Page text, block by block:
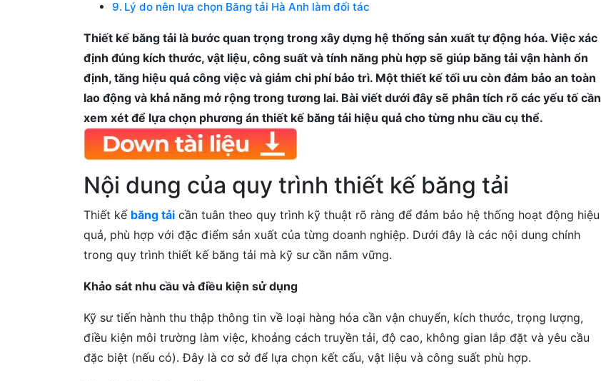
Lý do nên lựa chọn Băng tải Hà Anh làm đối tác
Thiết kế băng tải là bước quan trọng trong xây dựng hệ thống sản xuất tự động hóa. Việc xác
định đúng kích thước, vật liệu, công suất và tính năng phù hợp sẽ giúp băng tải vận hành ổn
định, tăng hiệu quả công việc và giảm chi phí bảo trì. Một thiết kế tối ưu còn đảm bảo an toàn
lao động và khả năng mở rộng trong tương lai. Bài viết dưới đây sẽ phân tích rõ các yếu tố cần
xem xét để lựa chọn phương án thiết kế băng tải hiệu quả cho từng nhu cầu cụ thể.
Nội dung của quy trình thiết kế băng tải
Thiết kế băng tải cần tuân theo quy trình kỹ thuật rõ ràng để đảm bảo hệ thống hoạt động hiệu
quả, phù hợp với đặc điểm sản xuất của từng doanh nghiệp. Dưới đây là các nội dung chính
trong quy trình thiết kế băng tải mà kỹ sư cần nắm vững.
Khảo sát nhu cầu và điều kiện sử dụng
Kỹ sư tiến hành thu thập thông tin về loại hàng hóa cần vận chuyển, kích thước, trọng lượng,
điều kiện môi trường làm việc, khoảng cách truyền tải, độ cao, không gian lắp đặt và yêu cầu
đặc biệt (nếu có). Đây là cơ sở để lựa chọn kết cấu, vật liệu và công suất phù hợp.